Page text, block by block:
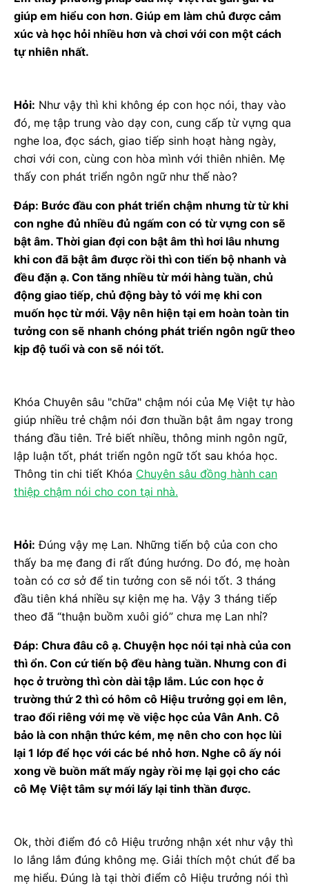
giúp em hiểu con hơn. Giúp em làm chủ được cảm
xúc và học hỏi nhiều hơn và chơi với con một cách
tự nhiên nhất.
Hỏi: Như vậy thì khi không ép con học nói, thay vào
đó, mẹ tập trung vào dạy con, cung cấp từ vựng qua
nghe loa, đọc sách, giao tiếp sinh hoạt hàng ngày,
chơi với con, cùng con hòa mình với thiên nhiên. Mẹ
thấy con phát triển ngôn ngữ như thế nào?
Đáp: Bước đầu con phát triển chậm nhưng từ từ khi
con nghe đủ nhiều đủ ngấm con có từ vựng con sẽ
bật âm. Thời gian đợi con bật âm thì hơi lâu nhưng
khi con đã bật âm được rồi thì con tiến bộ nhanh và
đều đặn ạ. Con tăng nhiều từ mới hàng tuần, chủ
động giao tiếp, chủ động bày tỏ với mẹ khi con
muốn học từ mới. Vậy nên hiện tại em hoàn toàn tin
tưởng con sẽ nhanh chóng phát triển ngôn ngữ theo
kịp độ tuổi và con sẽ nói tốt.
Khóa Chuyên sâu "chữa" chậm nói của Mẹ Việt tự hào
giúp nhiều trẻ chậm nói đơn thuần bật âm ngay trong
tháng đầu tiên. Trẻ biết nhiều, thông minh ngôn ngữ,
lập luận tốt, phát triển ngôn ngữ tốt sau khóa học.
Thông tin chi tiết Khóa Chuyên sâu đồng hành can
thiệp chậm nói cho con tại nhà.
Hỏi: Đúng vậy mẹ Lan. Những tiến bộ của con cho
thấy ba mẹ đang đi rất đúng hướng. Do đó, mẹ hoàn
toàn có cơ sở để tin tưởng con sẽ nói tốt. 3 tháng
đầu tiên khá nhiều sự kiện mẹ ha. Vậy 3 tháng tiếp
theo đã “thuận buồm xuôi gió” chưa mẹ Lan nhỉ?
Đáp: Chưa đâu cô ạ. Chuyện học nói tại nhà của con
thì ổn. Con cứ tiến bộ đều hàng tuần. Nhưng con đi
học ở trường thì còn dài tập lắm. Lúc con học ở
trường thứ 2 thì có hôm cô Hiệu trưởng gọi em lên,
trao đổi riêng với mẹ về việc học của Vân Anh. Cô
bảo là con nhận thức kém, mẹ nên cho con học lùi
lại 1 lớp để học với các bé nhỏ hơn. Nghe cô ấy nói
xong về buồn mất mấy ngày rồi mẹ lại gọi cho các
cô Mẹ Việt tâm sự mới lấy lại tinh thần được.
Ok, thời điểm đó cô Hiệu trưởng nhận xét như vậy thì
lo lắng lắm đúng không mẹ. Giải thích một chút để ba
mẹ hiểu. Đúng là tại thời điểm cô Hiệu trưởng nói thì